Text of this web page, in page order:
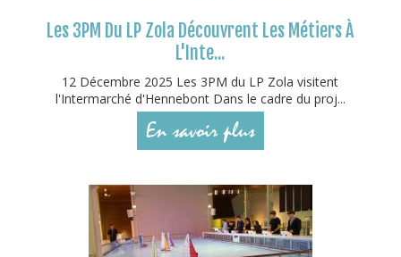
Les 3PM Du LP Zola Découvrent Les Métiers À
L'Inte...
12 Décembre 2025 Les 3PM du LP Zola visitent
l'Intermarché d'Hennebont Dans le cadre du proj...
En savoir plus